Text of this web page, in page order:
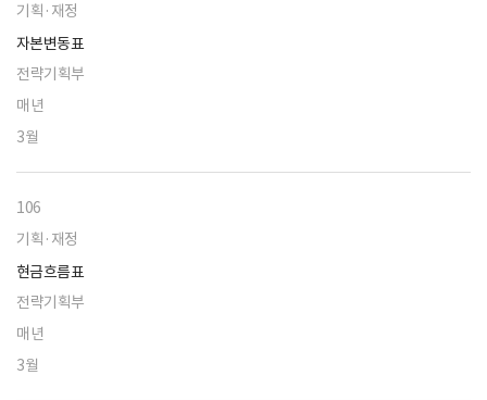
기획·재정
자본변동표
전략기획부
매년
3월
106
기획·재정
현금흐름표
전략기획부
매년
3월